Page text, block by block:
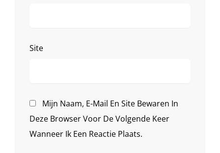
Site
Mijn Naam, E-Mail En Site Bewaren In
Deze Browser Voor De Volgende Keer
Wanneer Ik Een Reactie Plaats.